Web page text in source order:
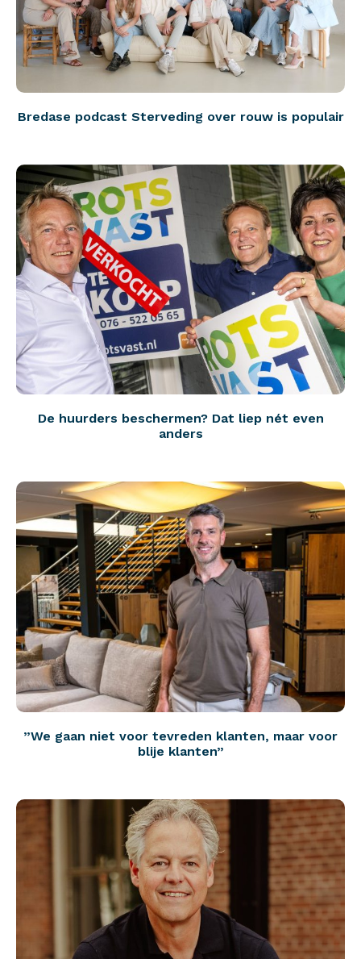
Bredase podcast Sterveding over rouw is populair
De huurders beschermen? Dat liep nét even
anders
”We gaan niet voor tevreden klanten, maar voor
blije klanten”